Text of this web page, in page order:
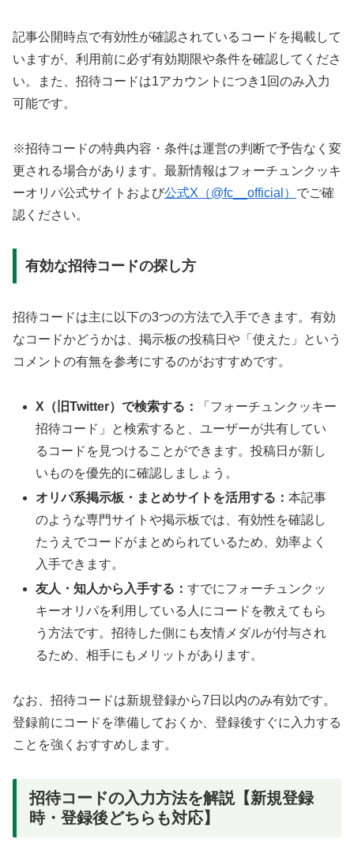
記事公開時点で有効性が確認されているコードを掲載して
いますが、利用前に必ず有効期限や条件を確認してくださ
い。また、招待コードは1アカウントにつき1回のみ入力
可能です。
※招待コードの特典内容・条件は運営の判断で予告なく変
更される場合があります。最新情報はフォーチュンクッキ
ーオリパ公式サイトおよび公式X（@fc__official） でご確
認ください。
有効な招待コードの探し方
招待コードは主に以下の3つの方法で入手できます。有効
なコードかどうかは、掲示板の投稿日や「使えた」という
コメントの有無を参考にするのがおすすめです。
X（旧Twitter）で検索する：
「フォーチュンクッキー
招待コード」と検索すると、ユーザーが共有してい
るコードを見つけることができます。投稿日が新し
いものを優先的に確認しましょう。
オリパ系掲示板・まとめサイトを活用する：本記事
のような専門サイトや掲示板では、有効性を確認し
たうえでコードがまとめられているため、効率よく
入手できます。
友人・知人から入手する：すでにフォーチュンクッ
キーオリパを利用している人にコードを教えてもら
う方法です。招待した側にも友情メダルが付与され
るため、相手にもメリットがあります。
なお、招待コードは新規登録から7日以内のみ有効です。
登録前にコードを準備しておくか、登録後すぐに入力する
ことを強くおすすめします。
招待コードの入力方法を解説【新規登録
時・登録後どちらも対応】